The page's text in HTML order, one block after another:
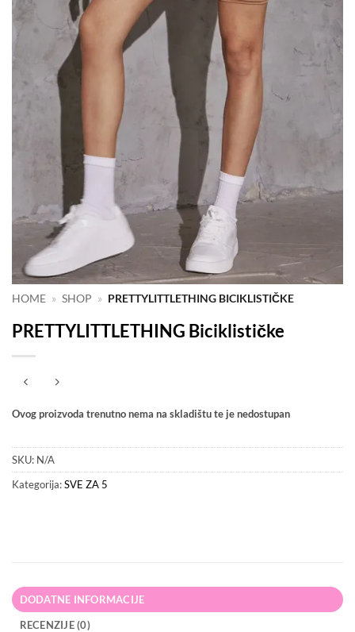
HOME » SHOP » PRETTYLITTLETHING BICIKLISTIČKE
PRETTYLITTLETHING Biciklističke
Ovog proizvoda trenutno nema na skladištu te je nedostupan
SKU: N/A
Kategorija:SVE ZA 5
DODATNE INFORMACIJE
RECENZIJE (0)